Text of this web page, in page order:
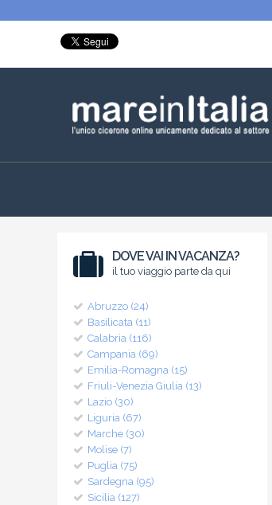
DOVE VAI IN VACANZA?
il tuo viaggio parte da qui
Abruzzo (24)
Basilicata (11)
Calabria (116)
Campania (69)
Emilia-Romagna (15)
Friuli-Venezia Giulia (13)
Lazio (30)
Liguria (67)
Marche (30)
Molise (7)
Puglia (75)
Sardegna (95)
Sicilia (127)